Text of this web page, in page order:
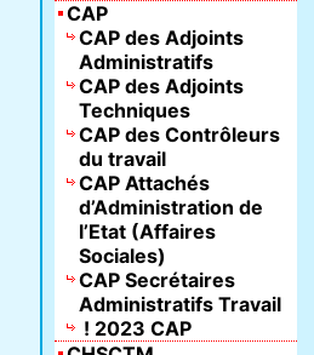
CAP
CAP des Adjoints
Administratifs
CAP des Adjoints
Techniques
CAP des Contrôleurs
du travail
CAP Attachés
d’Administration de
l’Etat (Affaires
Sociales)
CAP Secrétaires
Administratifs Travail
! 2023 CAP